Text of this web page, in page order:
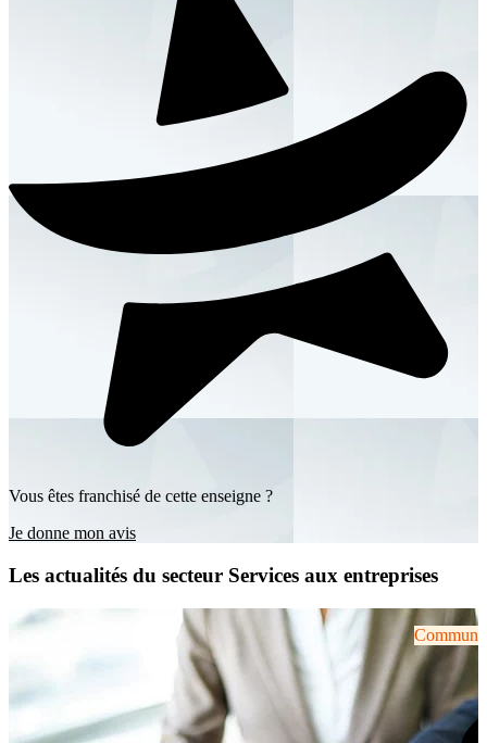
Vous êtes franchisé de cette enseigne ?
Je donne mon avis
Les actualités du secteur Services aux entreprises